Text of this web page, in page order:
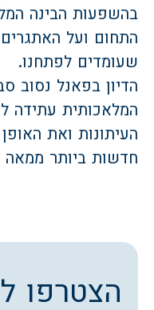
בהשפעות הבינה
התחום ועל האתגרים
שעומדים לפתחנו.
הדיון בפאנל נסוב
המלאכותית עתידה
העיתונות ואת
חדשות ביותר ממאה
הצטרפו